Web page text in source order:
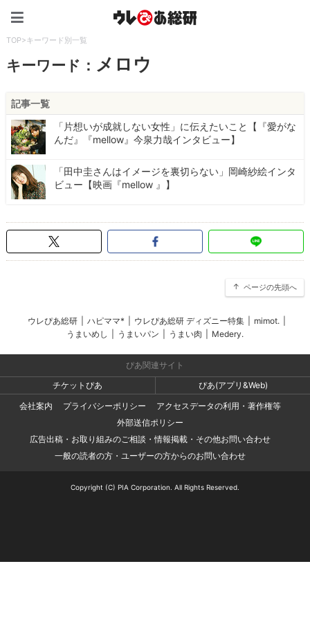
TOP>キーワード別一覧
キーワード： メロウ
記事一覧
「片想いが成就しない女性」に伝えたいこと【『愛がな
んだ』『mellow』今泉力哉インタビュー】
「田中圭さんはイメージを裏切らない」岡崎紗絵インタ
ビュー【映画『mellow 』】
ページの先頭へ
ウレぴあ総研 ハピママ* ウレぴあ総研 ディズニー特集 mimot.
うまいめし
うまいパン うまい肉 Medery.
ぴあ関連サイト
チケットぴあ
ぴあ(アプリ&Web)
会社案内
プライバシーポリシー
アクセスデータの利用・著作権等
外部送信ポリシー
広告出稿・お取り組みのご相談・情報掲載・その他お問い合わせ
一般の読者の方・ユーザーの方からのお問い合わせ
Copyright (C) PIA Corporation. All Rights Reserved.